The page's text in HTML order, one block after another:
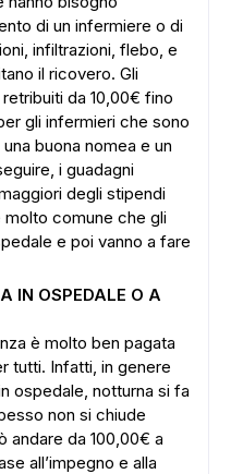
di un infermiere o di
infiltrazioni, flebo, e
il ricovero. Gli
da 10,00€ fino
gli infermieri che sono
buona nomea e un
i guadagni
degli stipendi
comune che gli
e poi vanno a fare
IN OSPEDALE O A
è molto ben pagata
tutti. Infatti, in genere
ospedale, notturna si fa
non si chiude
andare da 100,00€ a
all’impegno e alla